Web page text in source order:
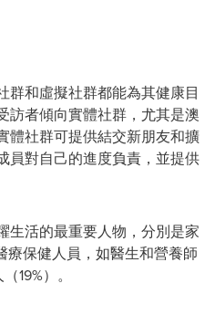
群和虛擬社群都能為其健康目
訪者傾向實體社群，尤其是澳
體社群可提供結交新朋友和擴
員對自己的進度負責，並提供
生活的最重要人物，分別是家
療保健人員，如醫生和營養師
19%）。